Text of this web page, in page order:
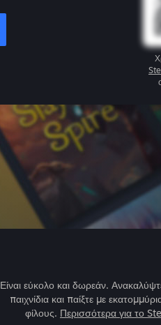
Είναι εύκολο και δωρεάν.
παιχνίδια και παίξτε με
φίλους. Περισσότερα για το